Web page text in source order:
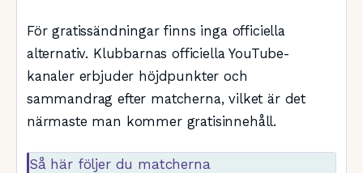
För gratissändningar finns inga officiella
alternativ. Klubbarnas officiella YouTube-
kanaler erbjuder höjdpunkter och
sammandrag efter matcherna, vilket är det
närmaste man kommer gratisinnehåll.
Så här följer du matcherna